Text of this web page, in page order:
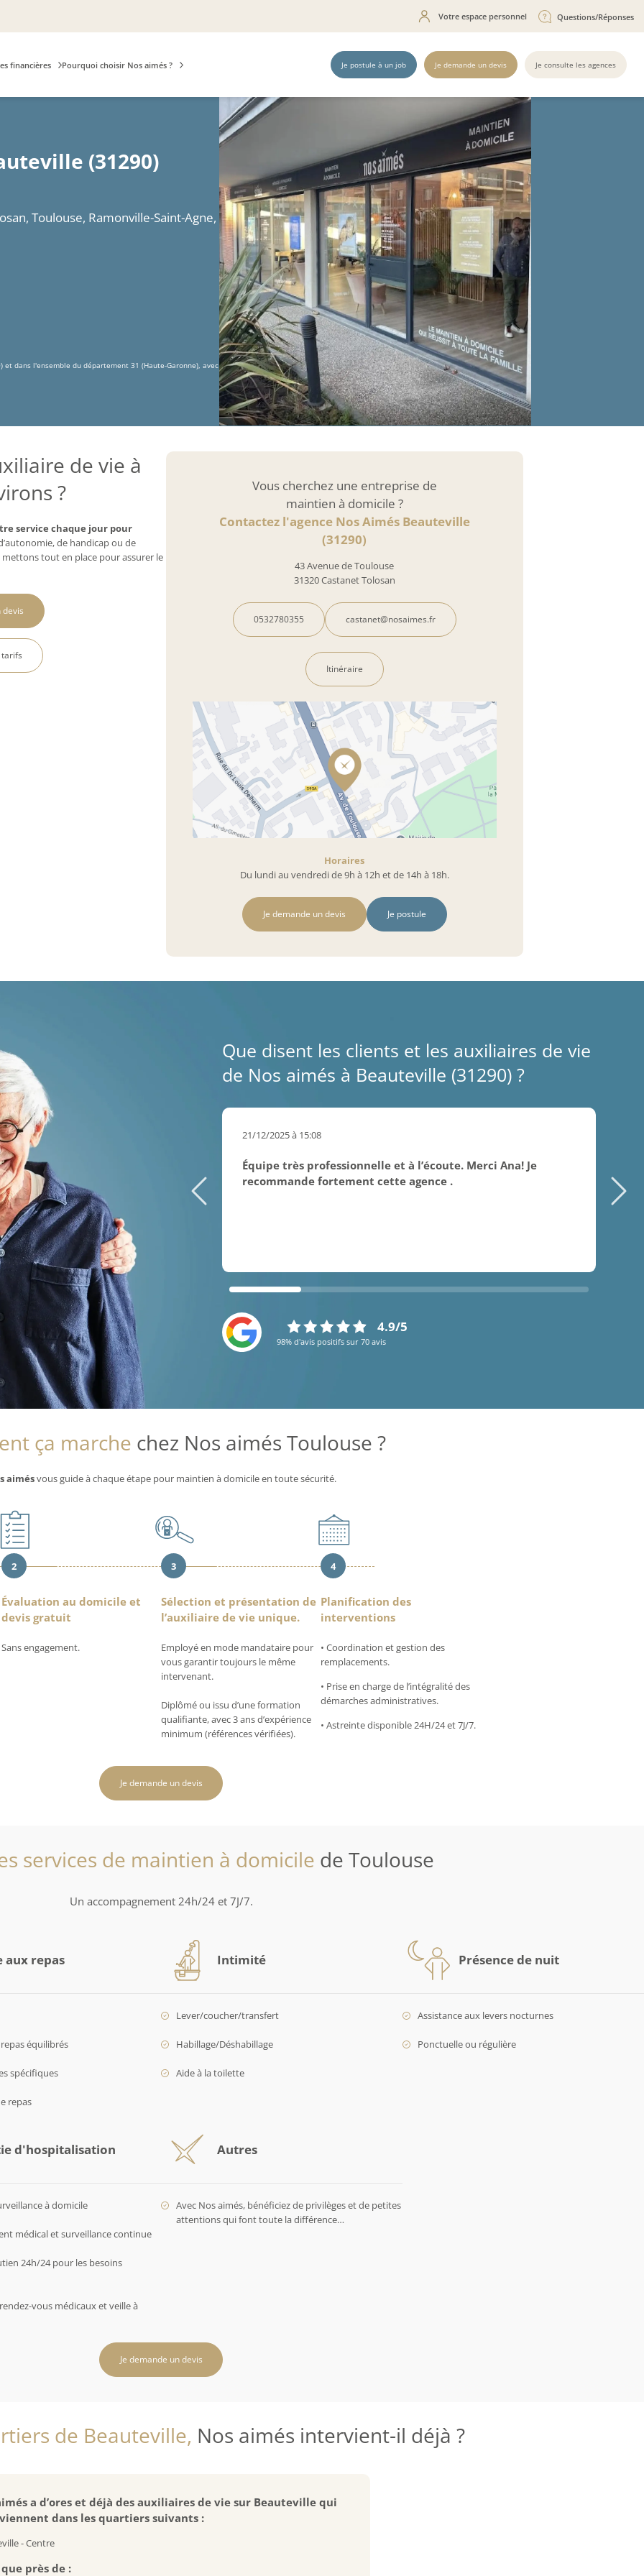
Votre espace personnel Questions/Réponses
financières Pourquoi choisir Nos aimés ? Je postule à un job Je demande un devis Je consulte les agences
(31290)
Toulouse, Ramonville-Saint-Agne,
dans l'ensemble du département 31 (Haute-Garonne), avec
de vie à
?
service chaque jour pour
de handicap ou de
tout en place pour assurer le
devis
tarifs
Vous cherchez une entreprise de
maintien à domicile ?
Contactez l'agence Nos Aimés Beauteville
(31290)
43 Avenue de Toulouse
31320 Castanet Tolosan
0532780355 castanet@nosaimes.fr
Itinéraire
Horaires
Du lundi au vendredi de 9h à 12h et de 14h à 18h.
Je demande un devis Je postule
Que disent les clients et les auxiliaires de vie
de Nos aimés à Beauteville (31290) ?
21/12/2025 à 15:08
Équipe très professionnelle et à l’écoute. Merci Ana! Je
recommande fortement cette agence .
4.9/5
98% d'avis positifs sur 70 avis
ça marche chez Nos aimés Toulouse ?
aimésvous guide à chaque étape pour maintien à domicile en toute sécurité.
2
Évaluation au domicile et
devis gratuit
Sans engagement.
3
Sélection et présentation de
l’auxiliaire de vie unique.
Employé en mode mandataire pour
vous garantir toujours le même
intervenant.
Diplômé ou issu d’une formation
qualifiante, avec 3 ans d’expérience
minimum (références vérifiées).
4
Planification des
interventions
• Coordination et gestion des
remplacements.
• Prise en charge de l’intégralité des
démarches administratives.
• Astreinte disponible 24H/24 et 7J/7.
Je demande un devis
services de maintien à domicile de Toulouse
Un accompagnement 24h/24 et 7J/7.
aux repas
équilibrés
spécifiques
repas
Intimité
Lever/coucher/transfert
Habillage/Déshabillage
Aide à la toilette
Présence de nuit
Assistance aux levers nocturnes
Ponctuelle ou régulière
d'hospitalisation
à domicile
médical et surveillance continue
24h/24 pour les besoins
vous médicaux et veille à
Autres
Avec Nos aimés, bénéficiez de privilèges et de petites
attentions qui font toute la différence…
Je demande un devis
de Beauteville, Nos aimés intervient-il déjà ?
a d’ores et déjà des auxiliaires de vie sur Beauteville qui
dans les quartiers suivants :
- Centre
près de :